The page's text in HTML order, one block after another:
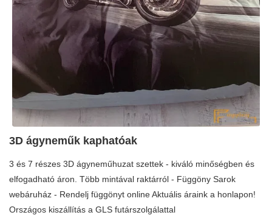
3D ágyneműk kaphatóak
3 és 7 részes 3D ágyneműhuzat szettek - kiváló minőségben és
elfogadható áron. Több mintával raktárról - Függöny Sarok
webáruház - Rendelj függönyt online Aktuális áraink a honlapon!
Országos kiszállítás a GLS futárszolgálattal